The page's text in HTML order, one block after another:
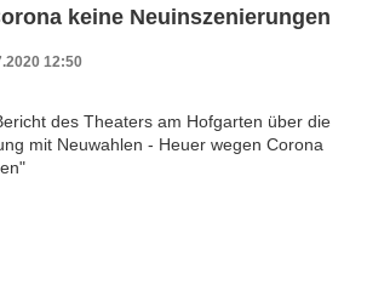
keine Neuinszenierungen
12:50